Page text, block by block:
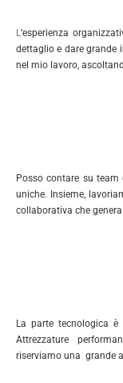
L ‘esperienza
dettaglio e dare grande
nel mio lavoro,
Posso contare su
uniche. Insieme,
collaborativa che
La parte tecnologica
Attrezzature
riserviamo una grande